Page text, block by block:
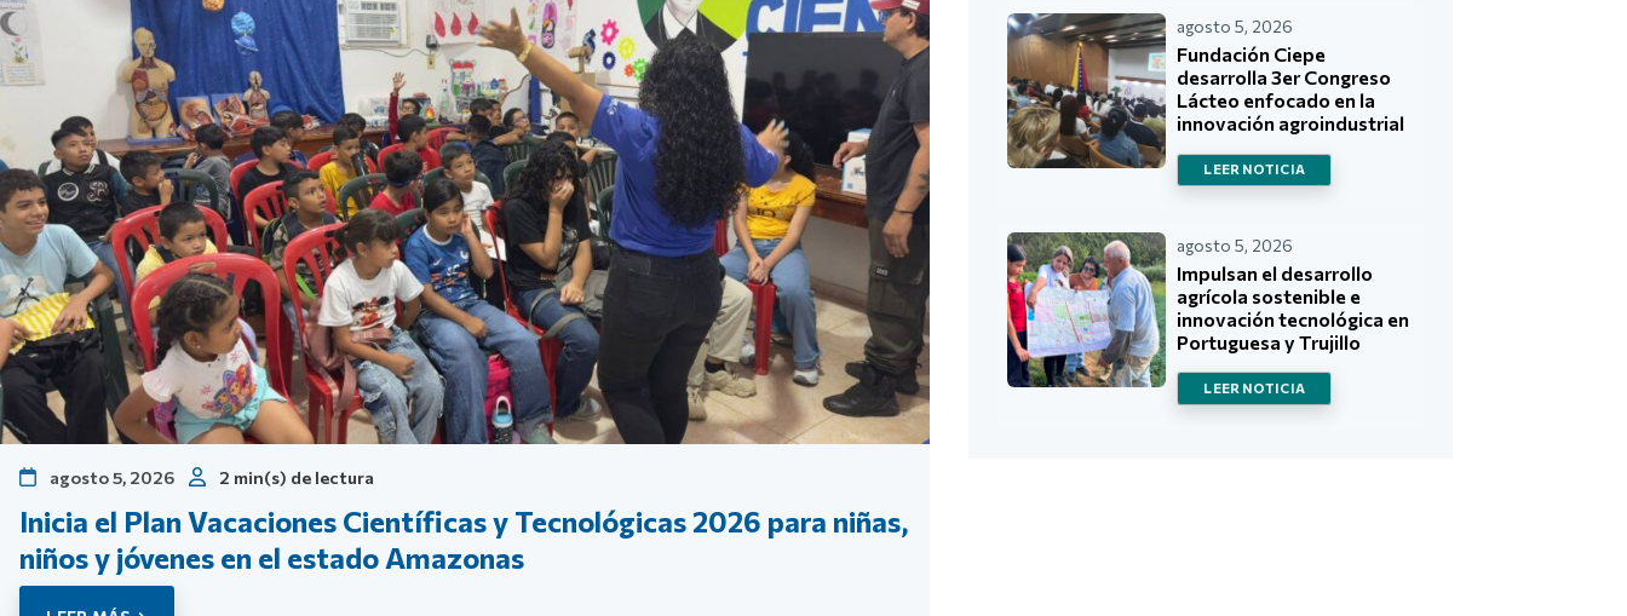
agosto 5, 2026 2 min(s) de lectura
Inicia el Plan Vacaciones Científicas y Tecnológicas 2026 para niñas,
niños y jóvenes en el estado Amazonas
agosto 5, 2026
Fundación Ciepe
desarrolla 3er Congreso
Lácteo enfocado en la
innovación agroindustrial
LEER NOTICIA
agosto 5, 2026
Impulsan el desarrollo
agrícola sostenible e
innovación tecnológica en
Portuguesa y Trujillo
LEER NOTICIA